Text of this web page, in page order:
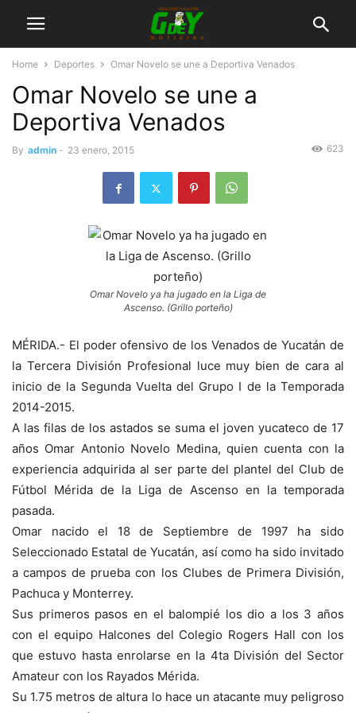
Home Deportes Omar Novelo se une a Deportiva Venados
Omar Novelo se une a
Deportiva Venados
By admin - 23 enero, 2015 623
Omar Novelo ya ha jugado en la Liga de
Ascenso. (Grillo porteño)
MÉRIDA.- El poder ofensivo de los Venados de Yucatán de
la Tercera División Profesional luce muy bien de cara al
inicio de la Segunda Vuelta del Grupo I de la Temporada
2014-2015.
A las filas de los astados se suma el joven yucateco de 17
años Omar Antonio Novelo Medina, quien cuenta con la
experiencia adquirida al ser parte del plantel del Club de
Fútbol Mérida de la Liga de Ascenso en la temporada
pasada.
Omar nacido el 18 de Septiembre de 1997 ha sido
Seleccionado Estatal de Yucatán, así como ha sido invitado
a campos de prueba con los Clubes de Primera División,
Pachuca y Monterrey.
Sus primeros pasos en el balompié los dio a los 3 años
con el equipo Halcones del Colegio Rogers Hall con los
que estuvo hasta enrolarse en la 4ta División del Sector
Amateur con los Rayados Mérida.
Su 1.75 metros de altura lo hace un atacante muy peligroso